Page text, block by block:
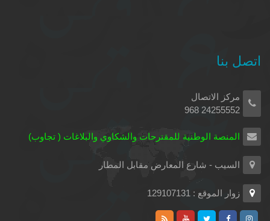
اتصل بنا
مركز الاتصال
24255552 968
المنصة الوطنية للمقترحات والشكاوي والبلاغات ( تجاوب)
السيب - شارع المعارض مقابل المطار
زوار الموقع : 129107131